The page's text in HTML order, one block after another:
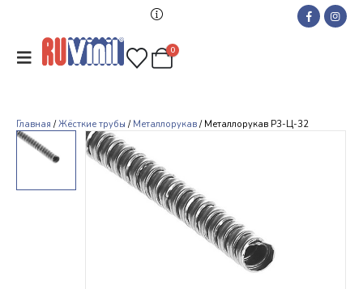
0
Главная /Жёсткие трубы / Металлорукав / Металлорукав Р3-Ц-32